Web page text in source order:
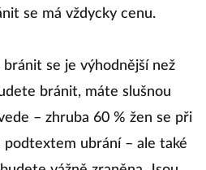
se má vždycky cenu.
bránit se je výhodnější než
bránit, máte slušnou
– zhruba 60 % žen se při
podtextem ubrání – ale také